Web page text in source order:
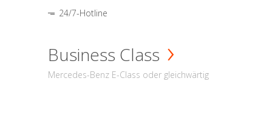
24/7-Hotline
Business Class
Mercedes-Benz E-Class oder gleichwärtig